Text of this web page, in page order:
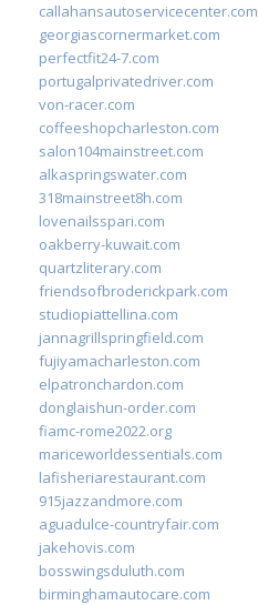
callahansautoservicecenter.com
georgiascornermarket.com
perfectfit24-7.com
portugalprivatedriver.com
von-racer.com
coffeeshopcharleston.com
salon104mainstreet.com
alkaspringswater.com
318mainstreet8h.com
lovenailsspari.com
oakberry-kuwait.com
quartzliterary.com
friendsofbroderickpark.com
studiopiattellina.com
jannagrillspringfield.com
fujiyamacharleston.com
elpatronchardon.com
donglaishun-order.com
fiamc-rome2022.org
mariceworldessentials.com
lafisheriarestaurant.com
915jazzandmore.com
aguadulce-countryfair.com
jakehovis.com
bosswingsduluth.com
birminghamautocare.com